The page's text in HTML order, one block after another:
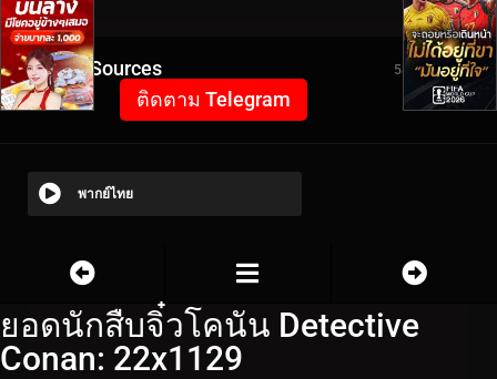
Video Sources 5821 Views
ติดตาม Telegram
พากย์ไทย
ยอดนักสืบจิ๋วโคนัน Detective
Conan: 22x1129